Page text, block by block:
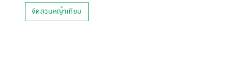
จัดสวนหญ้าเทียม